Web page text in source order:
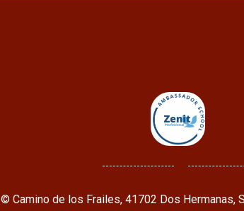
© Camino de los Frailes, 41702 Dos Hermanas,